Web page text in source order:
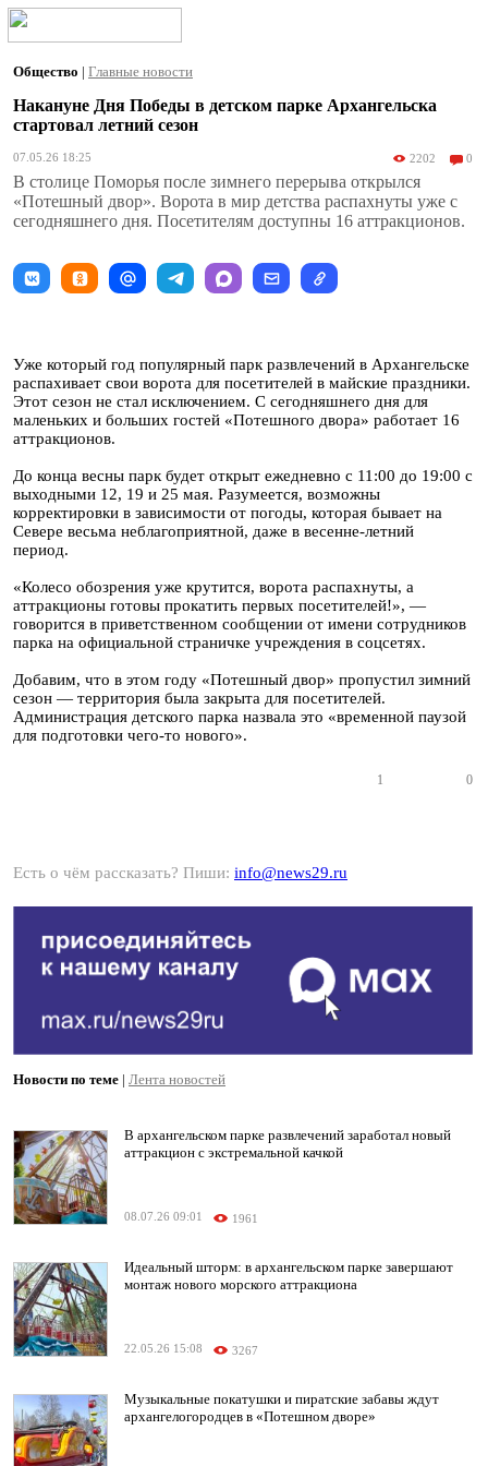
Общество | Главные новости
Накануне Дня Победы в детском парке Архангельска
стартовал летний сезон
07.05.26 18:25 2202 0
В столице Поморья после зимнего перерыва открылся
«Потешный двор». Ворота в мир детства распахнуты уже с
сегодняшнего дня. Посетителям доступны 16 аттракционов.
Уже который год популярный парк развлечений в Архангельске
распахивает свои ворота для посетителей в майские праздники.
Этот сезон не стал исключением. С сегодняшнего дня для
маленьких и больших гостей «Потешного двора» работает 16
аттракционов.
До конца весны парк будет открыт ежедневно с 11:00 до 19:00 с
выходными 12, 19 и 25 мая. Разумеется, возможны
корректировки в зависимости от погоды, которая бывает на
Севере весьма неблагоприятной, даже в весенне-летний
период.
«Колесо обозрения уже крутится, ворота распахнуты, а
аттракционы готовы прокатить первых посетителей!», —
говорится в приветственном сообщении от имени сотрудников
парка на официальной страничке учреждения в соцсетях.
Добавим, что в этом году «Потешный двор» пропустил зимний
сезон — территория была закрыта для посетителей.
Администрация детского парка назвала это «временной паузой
для подготовки чего-то нового».
1 0
Есть о чём рассказать? Пиши: info@news29.ru
Новости по теме | Лента новостей
В архангельском парке развлечений заработал новый
аттракцион с экстремальной качкой
08.07.26 09:01 1961
Идеальный шторм: в архангельском парке завершают
монтаж нового морского аттракциона
22.05.26 15:08 3267
Музыкальные покатушки и пиратские забавы ждут
архангелогородцев в «Потешном дворе»